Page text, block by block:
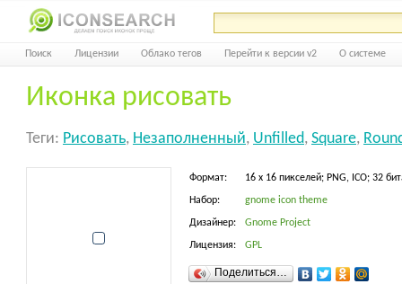
Поиск Лицензии Облако тегов Перейти к версии v2 О системе
Иконка рисовать
Теги: Рисовать, Незаполненный, Unfilled, Square,
Формат: 16 x 16 пикселей; PNG, ICO; 32
Набор: gnome icon theme
Дизайнер: Gnome Project
Лицензия: GPL
Поделиться…